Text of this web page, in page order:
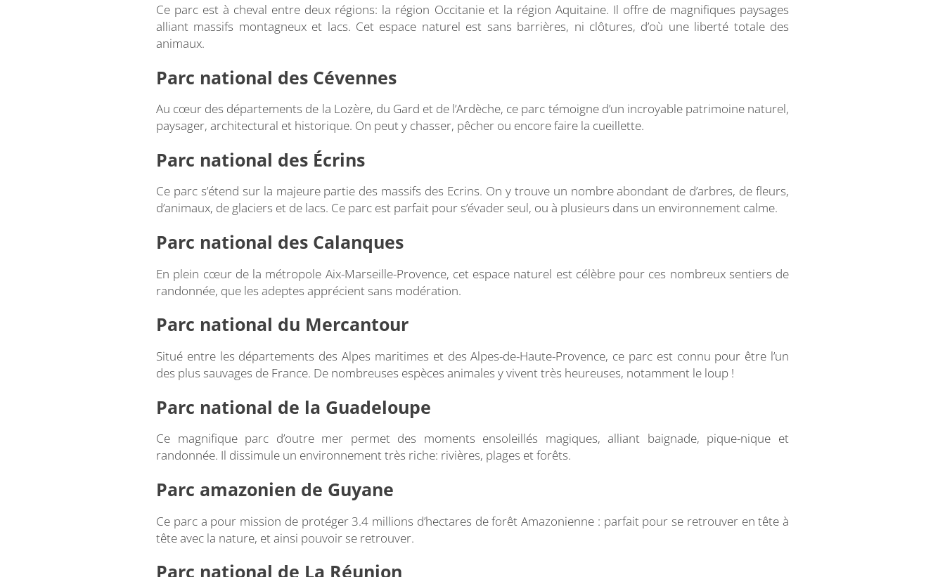
Ce parc est à cheval entre deux régions: la région Occitanie et la région Aquitaine. Il offre de magnifiques paysages
alliant massifs montagneux et lacs. Cet espace naturel est sans barrières, ni clôtures, d’où une liberté totale des
animaux.
Parc national des Cévennes
Au cœur des départements de la Lozère, du Gard et de l’Ardèche, ce parc témoigne d’un incroyable patrimoine naturel,
paysager, architectural et historique. On peut y chasser, pêcher ou encore faire la cueillette.
Parc national des Écrins
Ce parc s’étend sur la majeure partie des massifs des Ecrins. On y trouve un nombre abondant de d’arbres, de fleurs,
d’animaux, de glaciers et de lacs. Ce parc est parfait pour s’évader seul, ou à plusieurs dans un environnement calme.
Parc national des Calanques
En plein cœur de la métropole Aix-Marseille-Provence, cet espace naturel est célèbre pour ces nombreux sentiers de
randonnée, que les adeptes apprécient sans modération.
Parc national du Mercantour
Situé entre les départements des Alpes maritimes et des Alpes-de-Haute-Provence, ce parc est connu pour être l’un
des plus sauvages de France. De nombreuses espèces animales y vivent très heureuses, notamment le loup !
Parc national de la Guadeloupe
Ce magnifique parc d’outre mer permet des moments ensoleillés magiques, alliant baignade, pique-nique et
randonnée. Il dissimule un environnement très riche: rivières, plages et forêts.
Parc amazonien de Guyane
Ce parc a pour mission de protéger 3.4 millions d’hectares de forêt Amazonienne : parfait pour se retrouver en tête à
tête avec la nature, et ainsi pouvoir se retrouver.
Parc national de La Réunion